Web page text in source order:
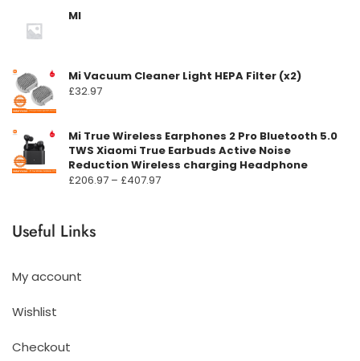
MI
Mi Vacuum Cleaner Light HEPA Filter (x2)
£32.97
Mi True Wireless Earphones 2 Pro Bluetooth 5.0
TWS Xiaomi True Earbuds Active Noise
Reduction Wireless charging Headphone
£206.97 – £407.97Prisområde:
Useful Links
My account
Wishlist
Checkout